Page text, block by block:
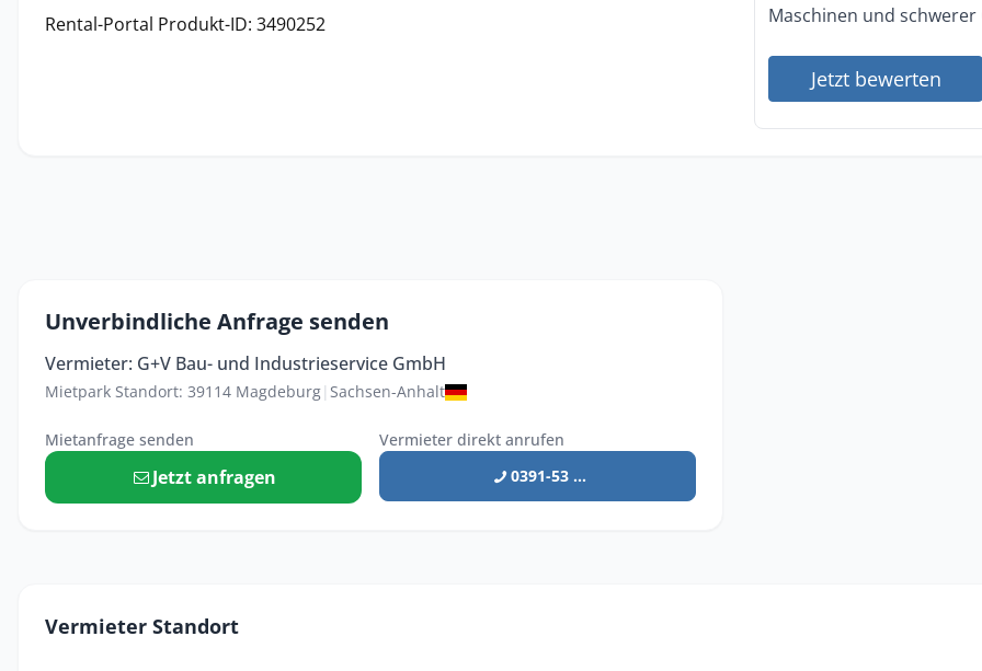
Rental-Portal Produkt-ID: 3490252
Maschinen und schwerer
Jetzt bewerten
Unverbindliche Anfrage senden
Vermieter: G+V Bau- und Industrieservice GmbH
Mietpark Standort: 39114 Magdeburg| Sachsen-Anhalt
Mietanfrage senden
Jetzt anfragen
Vermieter direkt anrufen
0391-53 ...
Vermieter Standort